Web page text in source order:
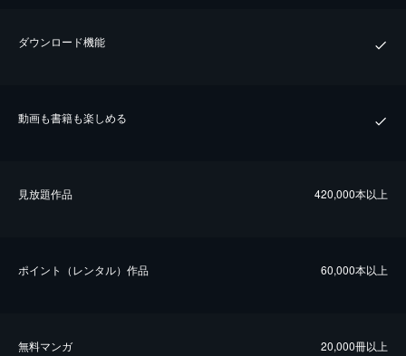
ダウンロード機能
動画も書籍も楽しめる
⾒放題作品 420,000本以上
ポイント（レンタル）作品 60,000本以上
無料マンガ 20,000冊以上